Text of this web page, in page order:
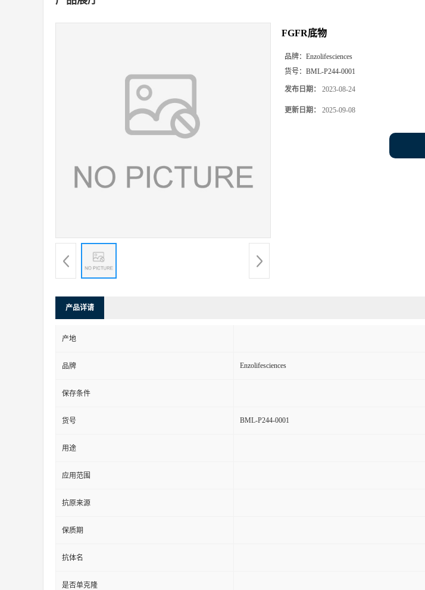
FGFR底物
品牌： Enzolifesciences
货号： BML-P244-0001
发布日期： 2023-08-24
更新日期： 2025-09-08
产品详请
产地
品牌 Enzolifesciences
保存条件
货号 BML-P244-0001
用途
应用范围
抗原来源
保质期
抗体名
是否单克隆